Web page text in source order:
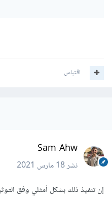
اقتباس
Sam Ahw
نشر18 مارس 2021
إن تنفيذ ذلك بشكل أمثلي وفق